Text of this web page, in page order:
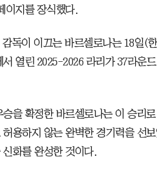
이지를 장식했다.
독이 이끄는 바르셀로나는 18일(
서 열린 2025-2026 라리가 37라운
승을 확정한 바르셀로나는 이 승리
용하지 않는 완벽한 경기력을 선
화를 완성한 것이다.